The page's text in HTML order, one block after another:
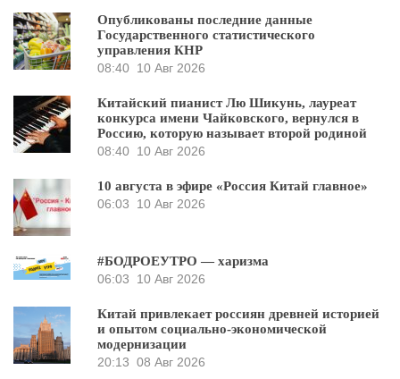
Опубликованы последние данные
Государственного статистического
управления КНР
08:40 10 Авг 2026
Китайский пианист Лю Шикунь, лауреат
конкурса имени Чайковского, вернулся в
Россию, которую называет второй родиной
08:40 10 Авг 2026
10 августа в эфире «Россия Китай главное»
06:03
10 Авг 2026
#БОДРОЕУТРО — харизма
06:03
10 Авг 2026
Китай привлекает россиян древней историей
и опытом социально-экономической
модернизации
20:13 08 Авг 2026